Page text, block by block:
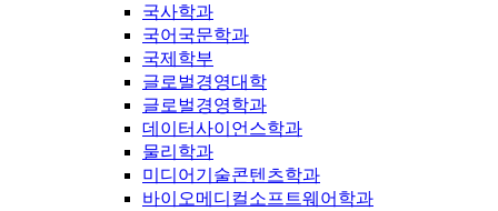
국사학과
국어국문학과
국제학부
글로벌경영대학
글로벌경영학과
데이터사이언스학과
물리학과
미디어기술콘텐츠학과
바이오메디컬소프트웨어학과